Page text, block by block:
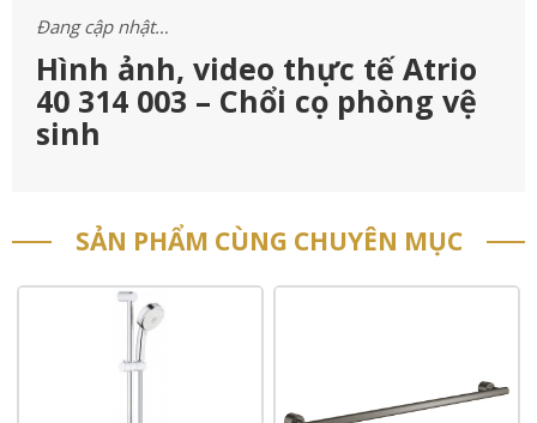
Đang cập nhật…
Hình ảnh, video thực tế Atrio
40 314 003 – Chổi cọ phòng vệ
sinh
SẢN PHẨM CÙNG CHUYÊN MỤC